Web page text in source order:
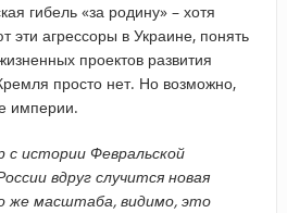
гибель «за родину» – хотя
эти агрессоры в Украине, понять
проектов развития
просто нет. Но возможно,
империи.
истории Февральской
вдруг случится новая
же масштаба, видимо, это